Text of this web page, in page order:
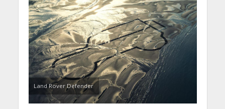
Land Rover Defender